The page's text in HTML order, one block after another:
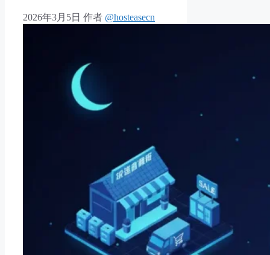
2026年3月5日 作者 @hosteasecn